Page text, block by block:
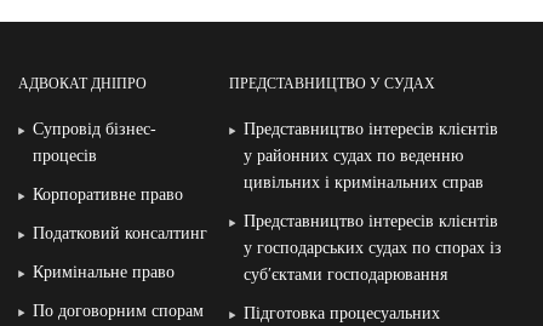
АДВОКАТ ДНІПРО
Супровід бізнес-
процесів
Корпоративне право
Податковий консалтинг
Кримінальне право
По договорним спорам
ПРЕДСТАВНИЦТВО У СУДАХ
Представництво інтересів клієнтів
у районних судах по веденню
цивільних і кримінальних справ
Представництво інтересів клієнтів
у господарських судах по спорах із
суб′єктами господарювання
Підготовка процесуальних